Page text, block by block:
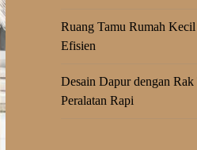
Ruang Tamu Rumah
Efisien
Desain Dapur dengan Rak
Peralatan Rapi